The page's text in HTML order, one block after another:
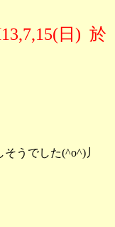
日) 於
うでした(^o^)丿